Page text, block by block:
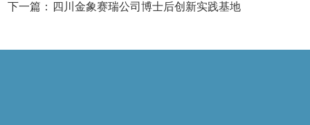
下一篇：
四川金象赛瑞公司博士后创新实践基地